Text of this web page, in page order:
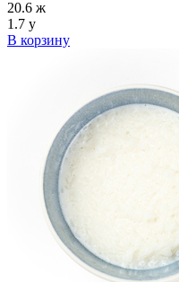
20.6 ж
1.7 у
В корзину